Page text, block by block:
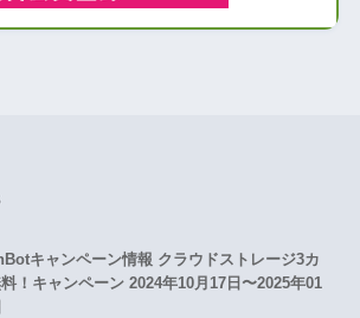
キャンペーン情報 クラウドストレージ3カ
料！キャンペーン 2024年10月17日〜2025年01